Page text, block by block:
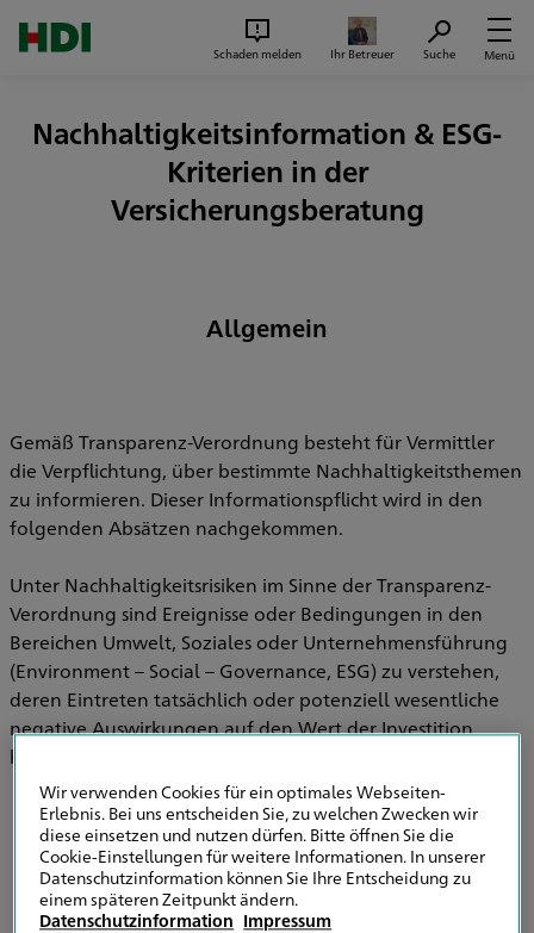
Schaden melden Ihr Betreuer Suche Menü
Nachhaltigkeitsinformation & ESG-
Kriterien in der
Versicherungsberatung
Allgemein
Gemäß Transparenz-Verordnung besteht für Vermittler
die Verpflichtung, über bestimmte Nachhaltigkeitsthemen
zu informieren. Dieser Informationspflicht wird in den
folgenden Absätzen nachgekommen.
Unter Nachhaltigkeitsrisiken im Sinne der Transparenz-
Verordnung sind Ereignisse oder Bedingungen in den
Bereichen Umwelt, Soziales oder Unternehmensführung
(Environment – Social – Governance, ESG) zu verstehen,
deren Eintreten tatsächlich oder potenziell wesentliche
negative Auswirkungen auf den Wert der Investition
haben können.
Informationen zu Strategien zur
Einbeziehung von Nachhaltigkeitsrisiken in
der Versicherungsberatung
Wir verwenden Cookies für ein optimales Webseiten-
Erlebnis. Bei uns entscheiden Sie, zu welchen Zwecken wir
diese einsetzen und nutzen dürfen. Bitte öffnen Sie die
Cookie-Einstellungen für weitere Informationen. In unserer
Datenschutzinformation können Sie Ihre Entscheidung zu
einem späteren Zeitpunkt ändern.
Datenschutzinformation Impressum